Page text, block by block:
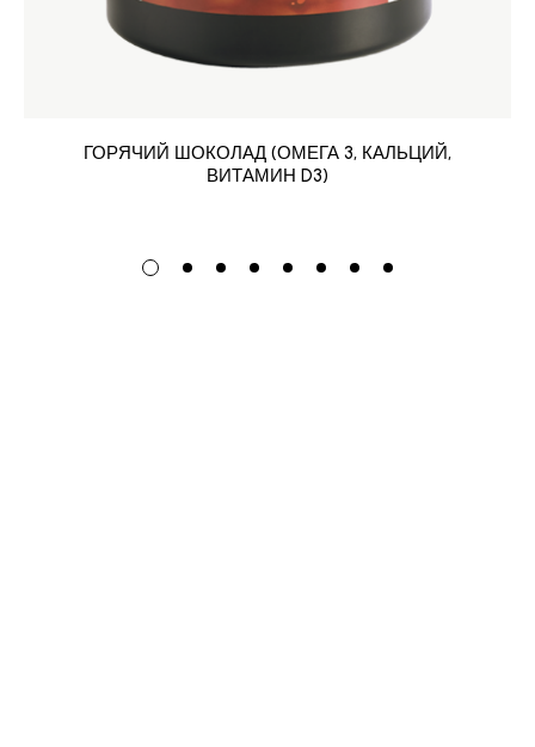
ГОРЯЧИЙ ШОКОЛАД (ОМЕГА 3, КАЛЬЦИЙ,
ВИТАМИН D3)